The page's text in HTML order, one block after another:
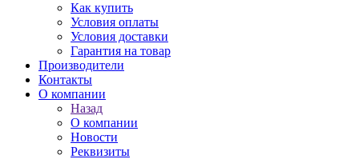
Как купить
Условия оплаты
Условия доставки
Гарантия на товар
Производители
Контакты
О компании
Назад
О компании
Новости
Реквизиты